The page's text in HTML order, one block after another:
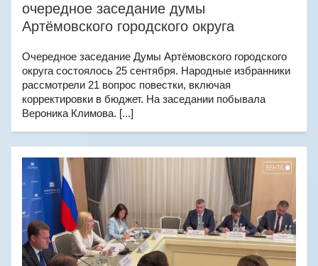
очередное заседание думы
Артёмовского городского округа
Очередное заседание Думы Артёмовского городского
округа состоялось 25 сентября. Народные избранники
рассмотрели 21 вопрос повестки, включая
корректировки в бюджет. На заседании побывала
Вероника Климова. [...]